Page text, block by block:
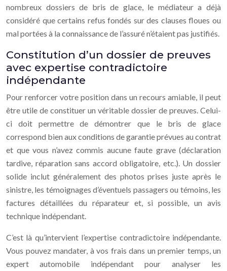
nombreux dossiers de bris de glace, le médiateur a déjà
considéré que certains refus fondés sur des clauses floues ou
mal portées à la connaissance de l’assuré n’étaient pas justifiés.
Constitution d’un dossier de preuves
avec expertise contradictoire
indépendante
Pour renforcer votre position dans un recours amiable, il peut
être utile de constituer un véritable dossier de preuves. Celui-
ci doit permettre de démontrer que le bris de glace
correspond bien aux conditions de garantie prévues au contrat
et que vous n’avez commis aucune faute grave (déclaration
tardive, réparation sans accord obligatoire, etc.). Un dossier
solide inclut généralement des photos prises juste après le
sinistre, les témoignages d’éventuels passagers ou témoins, les
factures détaillées du réparateur et, si possible, un avis
technique indépendant.
C’est là qu’intervient l’expertise contradictoire indépendante.
Vous pouvez mandater, à vos frais dans un premier temps, un
expert automobile indépendant pour analyser les